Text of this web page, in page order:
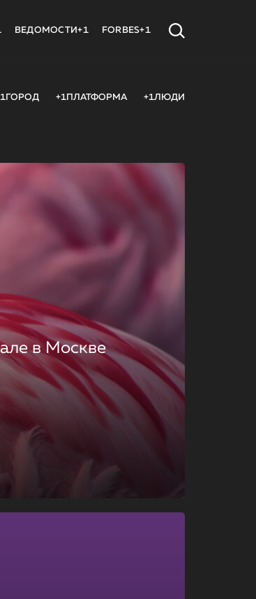
ВЕДОМОСТИ+1 FORBES+1
+1ПЛАТФОРМА +1ЛЮДИ
в Москве